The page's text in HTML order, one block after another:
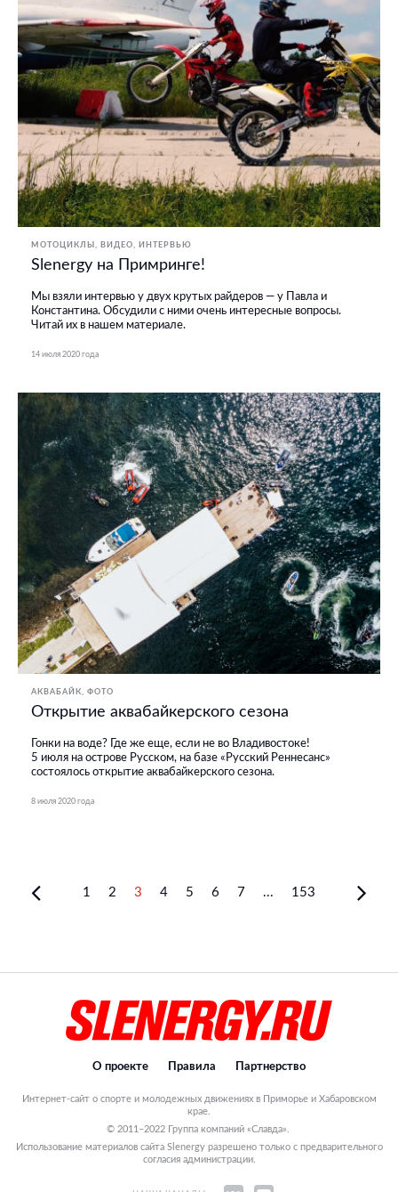
МОТОЦИКЛЫ ВИДЕО ИНТЕРВЬЮ
Slenergy на Примринге!
Мы взяли интервью у двух крутых райдеров — у Павла и
Константина. Обсудили с ними очень интересные вопросы.
Читай их в нашем материале.
14 июля 2020 года
АКВАБАЙК ФОТО
Открытие аквабайкерского сезона
Гонки на воде? Где же еще, если не во Владивостоке!
5 июля на острове Русском, на базе «Русский Реннесанс»
состоялось открытие аквабайкерского сезона.
8 июля 2020 года
1 2 3 4 5 6 7 ... 153
О проекте Правила Партнерство
Интернет-сайт о спорте и молодежных движениях в Приморье и Хабаровском
крае.
© 2011–2022 Группа компаний «Славда».
Использование материалов сайта Slenergy разрешено только с предварительного
согласия администрации.